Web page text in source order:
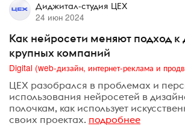
Диджитал-студия ЦЕХ
24 июн 2024
Как нейросети меняют подход к
крупных компаний
ЦЕХ разобрался в проблемах и
использования нейросетей в
полочкам, как использует
своих проектах. подробнее